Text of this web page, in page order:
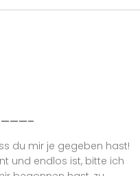
du mir je gegeben hast!
und endlos ist, bitte ich